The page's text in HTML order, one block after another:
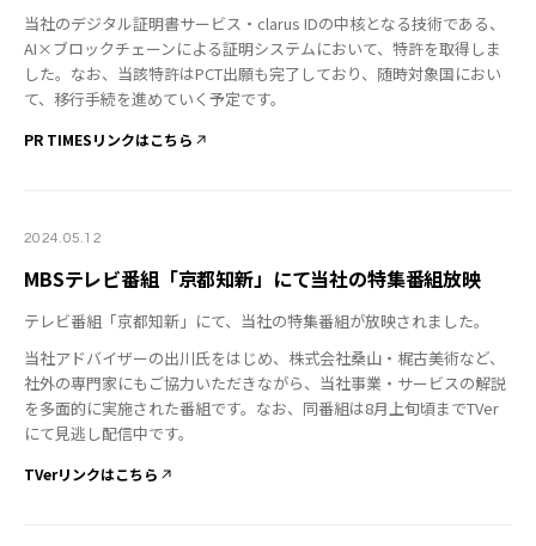
当社のデジタル証明書サービス・clarus IDの中核となる技術である、
AI×ブロックチェーンによる証明システムにおいて、特許を取得しま
した。なお、当該特許はPCT出願も完了しており、随時対象国におい
て、移行手続を進めていく予定です。
PR TIMESリンクはこちら
2024.05.12
MBSテレビ番組「京都知新」にて当社の特集番組放映
テレビ番組「京都知新」にて、当社の特集番組が放映されました。
当社アドバイザーの出川氏をはじめ、株式会社桑山・梶古美術など、
社外の専門家にもご協力いただきながら、当社事業・サービスの解説
を多面的に実施された番組です。なお、同番組は8月上旬頃までTVer
にて見逃し配信中です。
TVerリンクはこちら